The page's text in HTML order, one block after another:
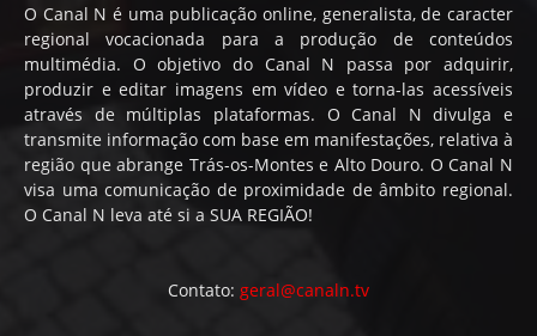
O Canal N é uma publicação online, generalista, de caracter
regional vocacionada para a produção de conteúdos
multimédia. O objetivo do Canal N passa por adquirir,
produzir e editar imagens em vídeo e torna-las acessíveis
através de múltiplas plataformas. O Canal N divulga e
transmite informação com base em manifestações, relativa à
região que abrange Trás-os-Montes e Alto Douro. O Canal N
visa uma comunicação de proximidade de âmbito regional.
O Canal N leva até si a SUA REGIÃO!
Contato: geral@canaln.tv